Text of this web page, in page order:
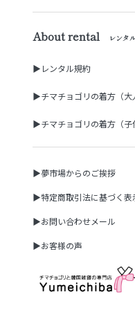
About rental レンタ
▶レンタル規約
▶チマチョゴリの着方（大
▶チマチョゴリの着方（子
▶夢市場からのご挨拶
▶特定商取引法に基づく表
▶お問い合わせメール
▶お客様の声